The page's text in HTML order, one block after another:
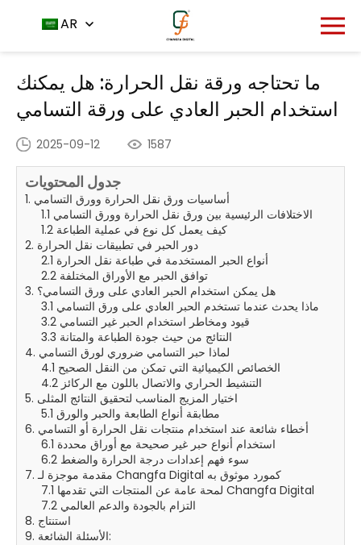
AR
الصفحة الرئيسية مركز الأخبار
ما تحتاجه ورقة نقل الحرارة:
هل يمكنك استخدام الحبر العادي على ورقة التسامي
ما تحتاجه ورقة نقل الحرارة: هل يمكنك
استخدام الحبر العادي على ورقة التسامي
2025-09-12 1587
جدول المحتويات
1. أساسيات ورق نقل الحرارة وورق التسامي
1.1 الاختلافات الرئيسية بين ورق نقل الحرارة وورق التسامي
1.2 كيف يعمل كل نوع في عملية الطباعة
2. دور الحبر في تطبيقات نقل الحرارة
2.1 أنواع الحبر المستخدمة في طباعة نقل الحرارة
2.2 توافق الحبر مع الأوراق المختلفة
3. هل يمكن استخدام الحبر العادي على ورق التسامي؟
3.1 ماذا يحدث عندما تستخدم الحبر العادي على ورق التسامي
3.2 قيود ومخاطر استخدام الحبر غير التسامي
3.3 النتائج من حيث جودة الطباعة والمتانة
4. لماذا حبر التسامي ضروري لورق التسامي
4.1 الخصائص الكيميائية التي تمكن من النقل الصحيح
4.2 التنشيط الحراري والاتصال باللون مع الركائز
5. اختيار المزيج المناسب لتحقيق النتائج المثلى
5.1 مطابقة أنواع الطابعة والحبر والورق
6. أخطاء شائعة عند استخدام منتجات نقل الحرارة أو التسامي
6.1 استخدام أنواع حبر غير صحيحة مع أوراق محددة
6.2 سوء فهم إعدادات درجة الحرارة والضغط
7. مقدمة موجزة لـ Changfa Digital كمورد موثوق به
7.1 لمحة عامة عن المنتجات التي تقدمها Changfa Digital
7.2 التزام بالجودة والدعم العالمي
8. استنتاج
9. الأسئلة الشائعة: